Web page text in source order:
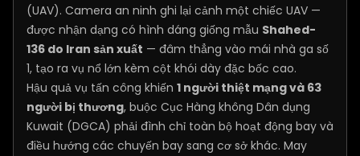
(UAV). Camera an ninh ghi lại cảnh một chiếc UAV —
được nhận dạng có hình dáng giống mẫu Shahed-
136 do Iran sản xuất — đâm thẳng vào mái nhà ga số
1, tạo ra vụ nổ lớn kèm cột khói dày đặc bốc cao.
Hậu quả vụ tấn công khiến 1 người thiệt mạng và 63
người bị thương, buộc Cục Hàng không Dân dụng
Kuwait (DGCA) phải đình chỉ toàn bộ hoạt động bay và
điều hướng các chuyến bay sang cơ sở khác. May